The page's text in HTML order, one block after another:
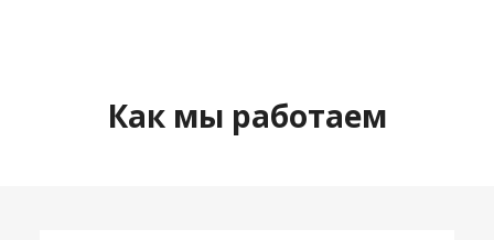
Как мы работаем